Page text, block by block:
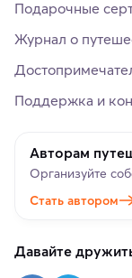
Подарочные
Журнал о
Поддержка и
Авторам
Организуйте
Стать автором
Давайте